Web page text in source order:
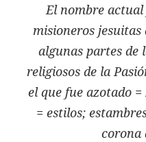
El nombre
misioneros
algunas partes de
religiosos de la
el que fue azotado
= estilos;
corona